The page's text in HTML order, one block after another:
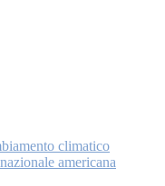
climatico
americana